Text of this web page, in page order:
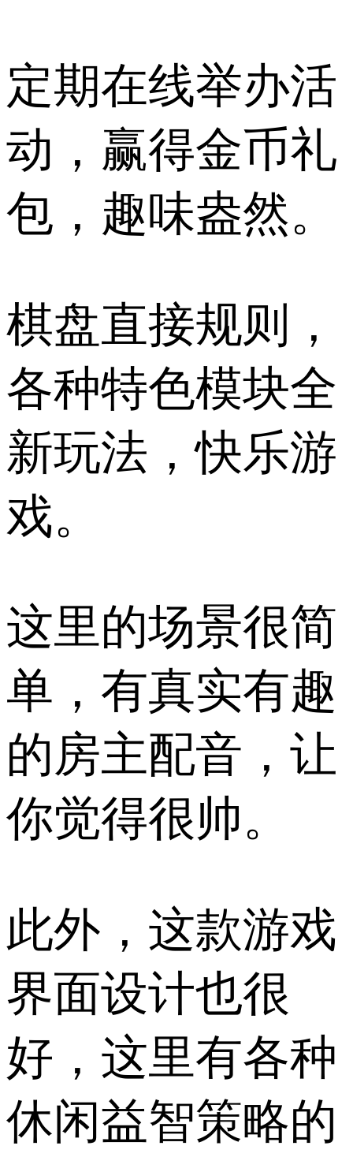
定期在线举办活
动，赢得金币礼
包，趣味盎然。
棋盘直接规则，
各种特色模块全
新玩法，快乐游
戏。
这里的场景很简
单，有真实有趣
的房主配音，让
你觉得很帅。
此外，这款游戏
界面设计也很
好，这里有各种
休闲益智策略的